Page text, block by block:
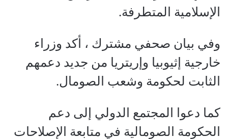
الإسلامية المتطرفة.
وفي بيان صحفي مشترك ، أكد وزراء
خارجية إثيوبيا وإريتريا من جديد دعمهم
الثابت لحكومة وشعب الصومال.
كما دعوا المجتمع الدولي إلى دعم
الحكومة الصومالية في متابعة الإصلاحات